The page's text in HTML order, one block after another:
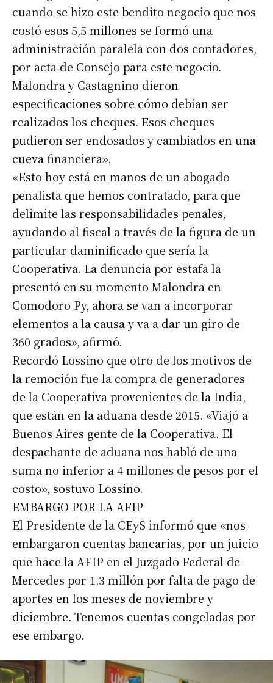
Suscribirme gratis
Dirección de correo electrónico*
Nombre
Apellidos
Número de teléfono
cuando se hizo este bendito negocio que nos
costó esos 5,5 millones se formó una
administración paralela con dos contadores,
por acta de Consejo para este negocio.
Malondra y Castagnino dieron
especificaciones sobre cómo debían ser
realizados los cheques. Esos cheques
pudieron ser endosados y cambiados en una
cueva financiera».
«Esto hoy está en manos de un abogado
penalista que hemos contratado, para que
delimite las responsabilidades penales,
ayudando al fiscal a través de la figura de un
particular daminificado que sería la
Cooperativa. La denuncia por estafa la
presentó en su momento Malondra en
Comodoro Py, ahora se van a incorporar
elementos a la causa y va a dar un giro de
360 grados», afirmó.
Recordó Lossino que otro de los motivos de
la remoción fue la compra de generadores
de la Cooperativa provenientes de la India,
que están en la aduana desde 2015. «Viajó a
Buenos Aires gente de la Cooperativa. El
despachante de aduana nos habló de una
suma no inferior a 4 millones de pesos por el
costo», sostuvo Lossino.
EMBARGO POR LA AFIP
El Presidente de la CEyS informó que «nos
embargaron cuentas bancarias, por un juicio
que hace la AFIP en el Juzgado Federal de
Mercedes por 1,3 millón por falta de pago de
aportes en los meses de noviembre y
diciembre. Tenemos cuentas congeladas por
ese embargo.